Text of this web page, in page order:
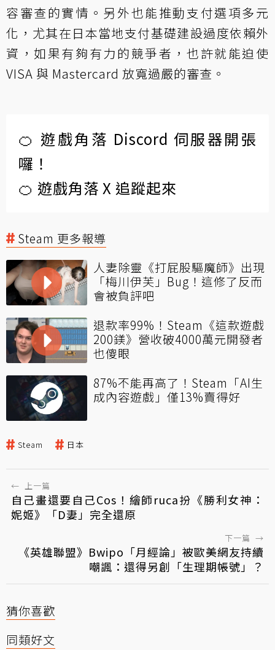
容審查的實情。另外也能推動支付選項多元
化，尤其在日本當地支付基礎建設過度依賴外
資，如果有夠有力的競爭者，也許就能迫使
VISA 與 Mastercard 放寬過嚴的審查。
🍊 遊戲角落 Discord 伺服器開張
囉！
🍊 遊戲角落 X 追蹤起來
Steam 更多報導
人妻除靈《打屁股驅魔師》出現
「梅川伊芙」Bug！這修了反而
會被負評吧
退款率99%！Steam《這款遊戲
200鎂》營收破4000萬元開發者
也傻眼
87%不能再高了！Steam「AI生
成內容遊戲」僅13%賣得好
Steam 日本
← 上一篇
自己畫還要自己Cos！繪師ruca扮《勝利女神：
妮姬》「D妻」完全還原
下一篇 →
《英雄聯盟》Bwipo「月經論」被歐美網友持續
嘲諷：還得另創「生理期帳號」？
猜你喜歡
同類好文